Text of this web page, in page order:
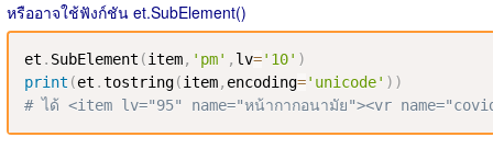
หรืออาจใช้ฟังก์ชัน et.SubElement()
et . SubElement (item, 'pm' , lv='10' )
print (et .tostring(item, encoding='unicode' ) )
# ได้ <item lv="95" name="หน้ากากอนามัย"><vr